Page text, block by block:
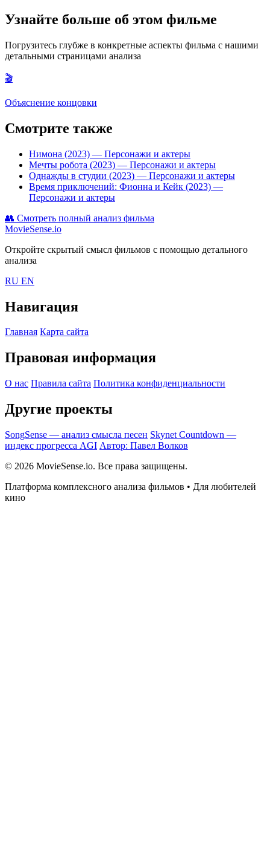
Узнайте больше об этом фильме
Погрузитесь глубже в конкретные аспекты фильма с нашими
детальными страницами анализа
🎬
Объяснение концовки
Смотрите также
Нимона (2023) — Персонажи и актеры
Мечты робота (2023) — Персонажи и актеры
Однажды в студии (2023) — Персонажи и актеры
Время приключений: Фионна и Кейк (2023) —
Персонажи и актеры
👥 Смотреть полный анализ фильма
MovieSense.io
Откройте скрытый смысл фильмов с помощью детального
анализа
RU EN
Навигация
Главная Карта сайта
Правовая информация
О нас Правила сайта Политика конфиденциальности
Другие проекты
SongSense — анализ смысла песен Skynet Countdown —
индекс прогресса AGI Автор: Павел Волков
© 2026 MovieSense.io. Все права защищены.
Платформа комплексного анализа фильмов • Для любителей
кино